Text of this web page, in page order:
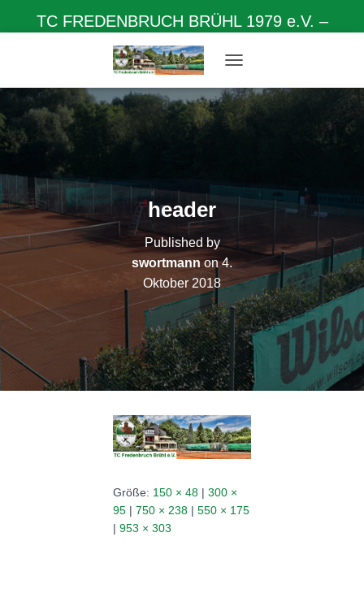
TC FREDENBRUCH BRÜHL 1979 e.V. –
Herzlich willkommen auf unserer Homepage
A
V
I
O
M
C
H
A
L
T
E
N
header
Published by
swortmannon4.
Oktober 2018
Größe: 150 × 48 | 300 ×
95 | 750 × 238 | 550 × 175
| 953 × 303